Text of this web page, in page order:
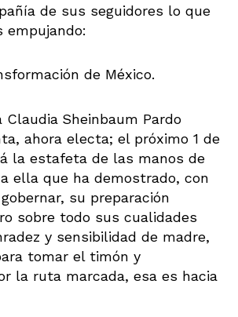
de sus seguidores lo que
empujando:
de México.
Claudia Sheinbaum Pardo
ahora electa; el próximo 1 de
la estafeta de las manos de
ella que ha demostrado, con
su preparación
sobre todo sus cualidades
y sensibilidad de madre,
tomar el timón y
la ruta marcada, esa es hacia